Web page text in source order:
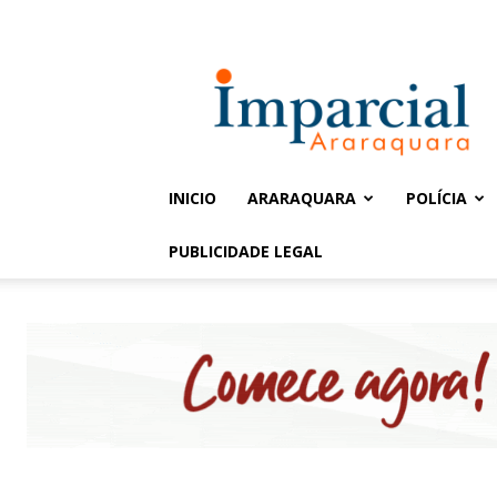
Imparcial
INICIO ARARAQUARA POLÍCIA
PUBLICIDADE LEGAL